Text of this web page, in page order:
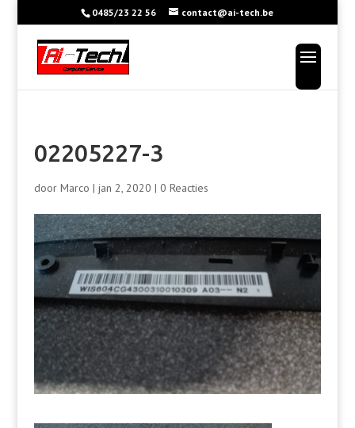
0485/23 22 56 contact@ai-tech.be
02205227-3
door Marco | jan 2, 2020 | 0 Reacties